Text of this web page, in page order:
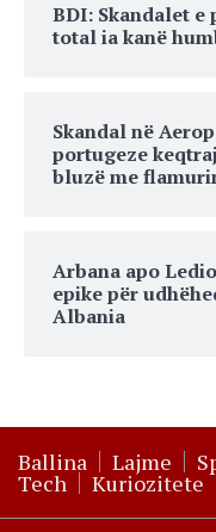
BDI: Skandalet
total ia kanë
Skandal në
portugeze
bluzë me
Arbana apo
epike për
Albania
Ballina Lajme
Tech Kuriozitete